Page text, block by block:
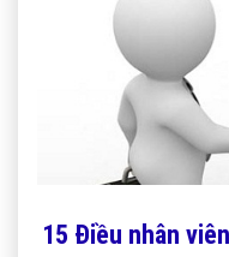
15 Điều nhân